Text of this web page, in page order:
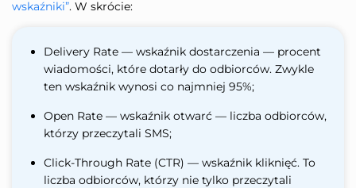
wskaźniki”. W skrócie:
Delivery Rate — wskaźnik dostarczenia — procent
wiadomości, które dotarły do odbiorców. Zwykle
ten wskaźnik wynosi co najmniej 95%;
Open Rate — wskaźnik otwarć — liczba odbiorców,
którzy przeczytali SMS;
Click-Through Rate (CTR) — wskaźnik kliknięć. To
liczba odbiorców, którzy nie tylko przeczytali